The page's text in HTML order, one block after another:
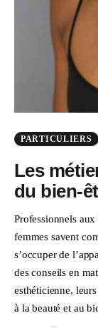
PARTICULIERS
Les
du bien-
Professionnels
femmes savent
s’occuper de
des conseils en
esthéticienne,
à la beauté et au